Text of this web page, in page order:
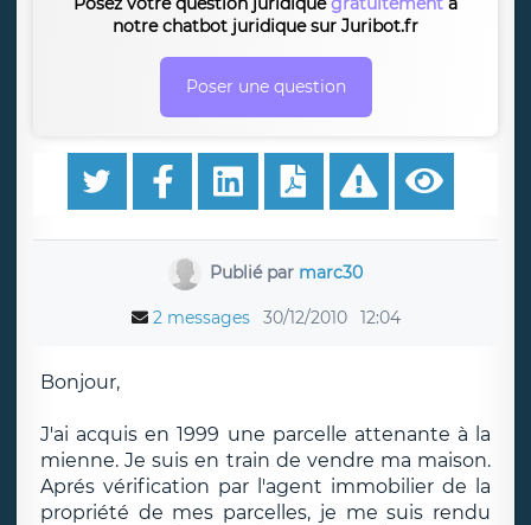
notre chatbot juridique sur Juribot.fr
Poser une question
Publié par marc30
2 messages 30/12/2010 12:04
Bonjour,
J'ai acquis en 1999 une parcelle attenante à la
mienne. Je suis en train de vendre ma maison.
Aprés vérification par l'agent immobilier de la
propriété de mes parcelles, je me suis rendu